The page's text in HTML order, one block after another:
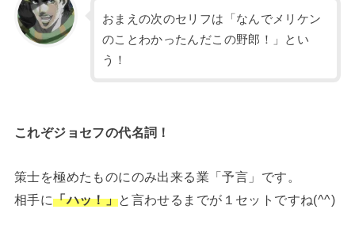
おまえの次のセリフは「なんでメリケン
のことわかったんだこの野郎！」とい
う！
これぞジョセフの代名詞！
策士を極めたものにのみ出来る業「予言」です。
相手に「ハッ！」と言わせるまでが１セットですね(^^)